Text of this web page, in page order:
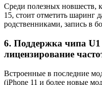
Среди полезных новшеств,
15, стоит отметить шаринг
родственниками, запись в
6. Поддержка чипа U1
лицензирование
Встроенные в последние
(iPhone 11 и более новые